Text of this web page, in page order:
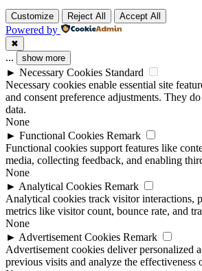
Customize Reject All Accept All
Powered by
✖
... show more
► Necessary Cookies Standard
Necessary cookies enable essential site
and consent preference adjustments. They
data.
None
► Functional Cookies Remark
Functional cookies support features like
media, collecting feedback, and enabling
None
► Analytical Cookies Remark
Analytical cookies track visitor interactions,
metrics like visitor count, bounce rate, and
None
► Advertisement Cookies Remark
Advertisement cookies deliver personalized
previous visits and analyze the effectiveness